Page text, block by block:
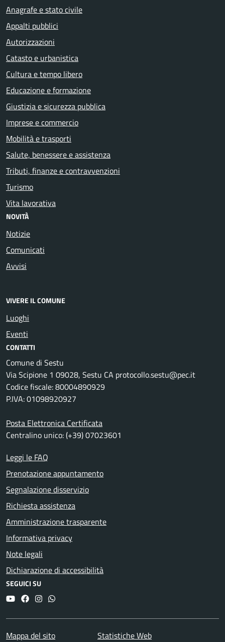
Anagrafe e stato civile
Appalti pubblici
Autorizzazioni
Catasto e urbanistica
Cultura e tempo libero
Educazione e formazione
Giustizia e sicurezza pubblica
Imprese e commercio
Mobilità e trasporti
Salute, benessere e assistenza
Tributi, finanze e contravvenzioni
Turismo
Vita lavorativa
NOVITÀ
Notizie
Comunicati
Avvisi
VIVERE IL COMUNE
Luoghi
Eventi
CONTATTI
Comune di Sestu
Via Scipione 1 09028, Sestu CA protocollo.sestu@pec.it
Codice fiscale: 80004890929
P.IVA: 01098920927
Posta Elettronica Certificata
Centralino unico: (+39) 07023601
Leggi le FAQ
Prenotazione appuntamento
Segnalazione disservizio
Richiesta assistenza
Amministrazione trasparente
Informativa privacy
Note legali
Dichiarazione di accessibilità
SEGUICI SU
YouTubeFacebookInstagram
Whatsapp
Mappa del sito Statistiche Web